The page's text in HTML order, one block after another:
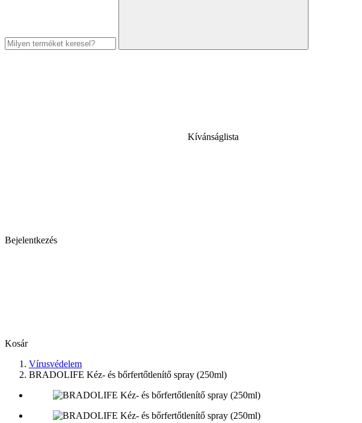
Kívánságlista
Bejelentkezés
Kosár
Vírusvédelem
BRADOLIFE Kéz- és bőrfertőtlenítő spray (250ml)